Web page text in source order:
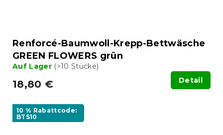
Renforcé-Baumwoll-Krepp-Bettwäsche
GREEN FLOWERS grün
Auf Lager (>10 Stücke)
18,80 € Detail
10 % Rabattcode:
BTS10